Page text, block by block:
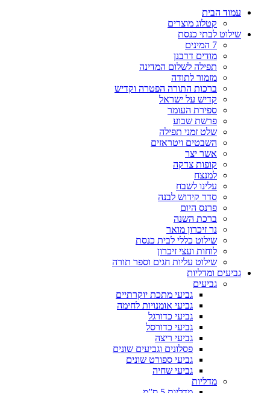
עמוד הבית
קטלוג מוצרים
שילוט לבתי כנסת
7 המינים
מודים דרבנן
תפילה לשלום המדינה
מזמור לתודה
ברכות התורה הפטרה וקדיש
קדיש על ישראל
ספירת העומר
פרשת שבוע
שלט זמני תפילה
השבטים ויטראזים
אשר יצר
קופות צדקה
למנצח
עלינו לשבח
סדר קידוש לבנה
פרנס היום
ברכת השנה
נר זיכרון מואר
שילוט כללי לבית כנסת
לוחות ועצי זיכרון
שילוט עליות חגים וספר תורה
גביעים ומדליות
גביעים
גביעי מתכת יוקרתיים
גביעי אומנויות לחימה
גביעי כדורגל
גביעי כדורסל
גביעי ריצה
פסלונים וגביעים שונים
גביעי ספורט שונים
גביעי שחיה
מדליות